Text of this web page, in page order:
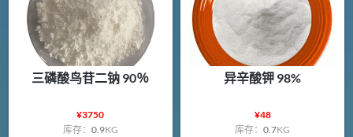
三磷酸鸟苷二钠 90％
¥3750
库存： 0.9KG
异辛酸钾 98%
¥48
库存：0.7KG